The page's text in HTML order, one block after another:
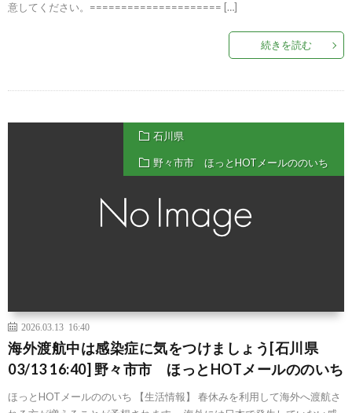
意してください。===================== […]
続きを読む
石川県
野々市市 ほっとHOTメールののいち
2026.03.13 16:40
海外渡航中は感染症に気をつけましょう[石川県
03/13 16:40] 野々市市 ほっとHOTメールののいち
ほっとHOTメールののいち 【生活情報】 春休みを利用して海外へ渡航さ